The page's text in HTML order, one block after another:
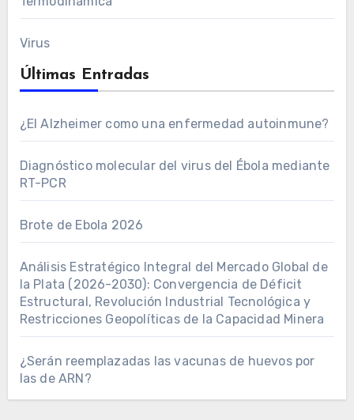
Virus
Últimas Entradas
¿El Alzheimer como una enfermedad autoinmune?
Diagnóstico molecular del virus del Ébola mediante
RT-PCR
Brote de Ebola 2026
Análisis Estratégico Integral del Mercado Global de
la Plata (2026-2030): Convergencia de Déficit
Estructural, Revolución Industrial Tecnológica y
Restricciones Geopolíticas de la Capacidad Minera
¿Serán reemplazadas las vacunas de huevos por
las de ARN?